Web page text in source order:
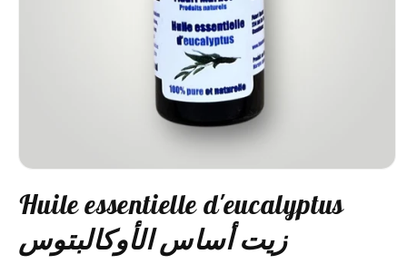
média
1
une
fenêtre
Huile essentielle d'eucalyptus
زيت أساس الأوكالبتوس